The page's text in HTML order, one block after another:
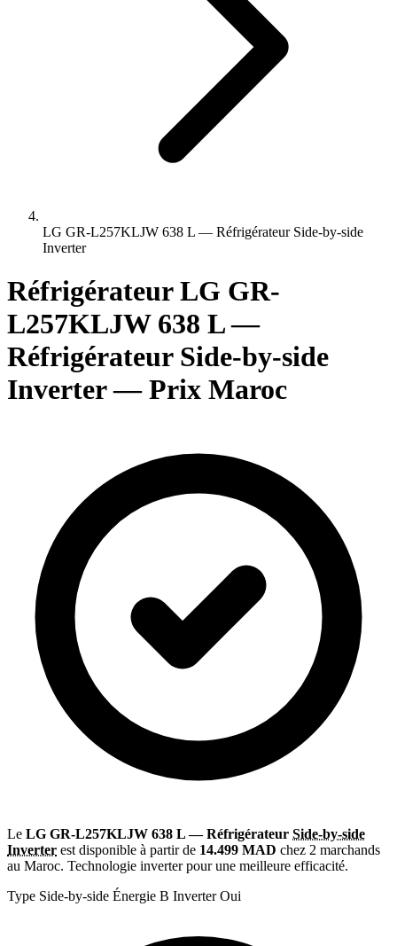
LG GR-L257KLJW 638 L — Réfrigérateur Side-by-side
Inverter
Réfrigérateur LG GR-
L257KLJW 638 L —
Réfrigérateur Side-by-side
Inverter — Prix Maroc
Le LG GR-L257KLJW 638 L — Réfrigérateur Side-by-side
Inverter est disponible à partir de 14.499 MAD chez 2 marchands
au Maroc. Technologie inverter pour une meilleure efficacité.
Type Side-by-side Énergie B Inverter Oui